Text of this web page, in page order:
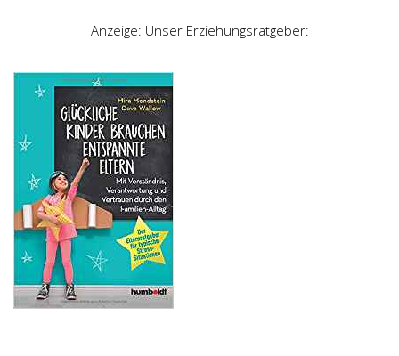
Anzeige: Unser Erziehungsratgeber: